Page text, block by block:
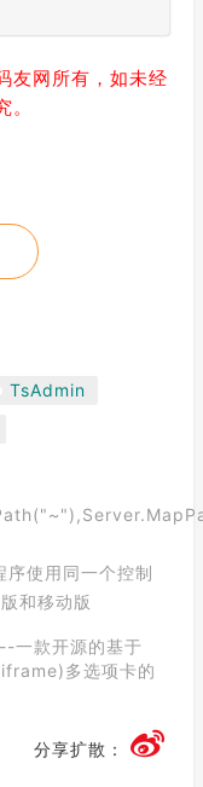
友网所有，如未经
TsAdmin
使用同一个控制
和移动版
一款开源的基于
多选项卡的
分享扩散：